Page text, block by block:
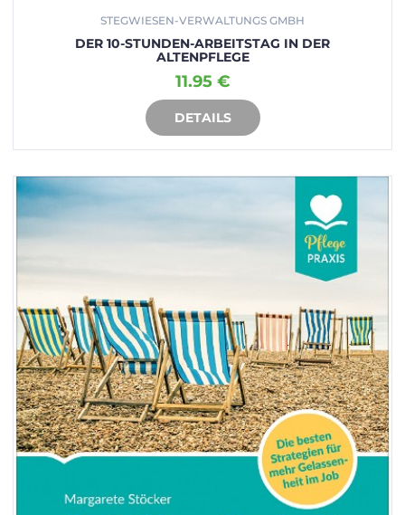
STEGWIESEN-VERWALTUNGS GMBH
DER 10-STUNDEN-ARBEITSTAG IN DER
ALTENPFLEGE
11.95 €
DETAILS
IN DEN WARENKORB